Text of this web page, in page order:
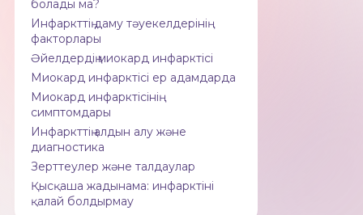
болады ма?
Инфаркттің даму тәуекелдерінің
факторлары
Әйелдердің миокард инфарктісі
Миокард инфарктісі ер адамдарда
Миокард инфарктісінің
симптомдары
Инфаркттің алдын алу және
диагностика
Зерттеулер және талдаулар
Қысқаша жадынама: инфарктіні
қалай болдырмау